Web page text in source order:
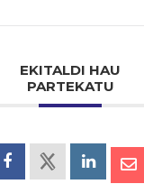
EKITALDI HAU
PARTEKATU